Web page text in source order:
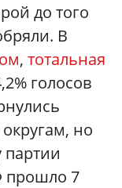
до того
В
, тотальная
голосов
но
партии
прошло 7